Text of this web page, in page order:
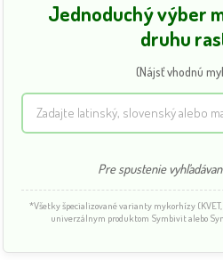
Jednoduchý výber
druhu
(Nájsť vhodnú
Pre spustenie
*Všetky špecializované varianty mykorhízy
univerzálnym produktom Symbivit alebo